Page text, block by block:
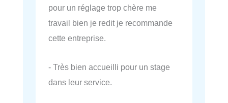
pour un réglage trop chère me
travail bien je redit je recommande
cette entreprise.
- Très bien accueilli pour un stage
dans leur service.